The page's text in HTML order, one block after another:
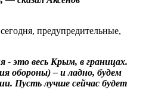
предупредительные,
это весь Крым, в границах.
обороны) – и ладно, будем
Пусть лучше сейчас будет